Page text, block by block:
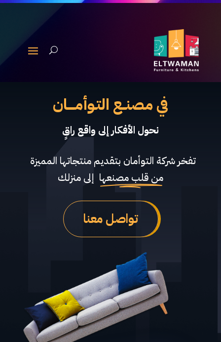
في مصنــع التـوأمـــــان
نحول الأ
تفخر شركة التوأمان بتقديم منتجاتها المميزة
من قلب مصنعها إلى منزلك
تواصل معنا